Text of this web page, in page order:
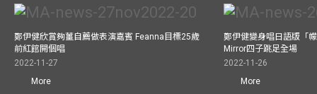
鄭伊健欣賞夠薑自薦做表演嘉賓 Feanna目標25歲
前紅館開個唱
2022-11-27
More
鄭伊健變身唱日語版「
Mirror四子跳足全場
2022-11-26
More